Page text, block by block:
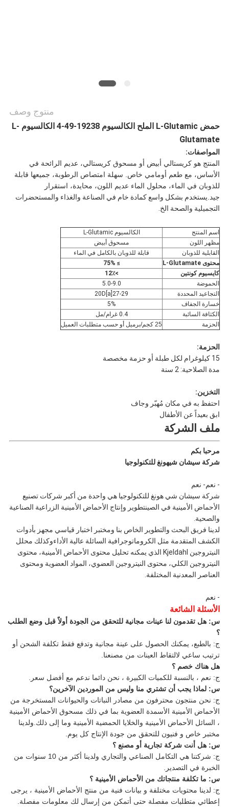
منتوج وصف
حمض L-Glutamic الملح الكالسيوم 19238-49-4 الكالسيوم L-
Glutamate
المواصفات:
المنتج هو كريستالي أبيض أو مسحوق كريستالي، عديم الرائحة في
الأساس، مع طعم أومامي خاص. سهلة امتصاص الرطوبة، جميعها قابلة
للذوبان في الماء، محلول الماء عديم اللون، محايدة، استقرار
جيد.يستخدم بشكل واسع كمادة خام في الصناعة والغذاء والمستحضرات
التجميلية والصحة الخ.
اسم المنتج
الكالسيوم L-Glutamic
مظهر اللون
مسحوق أبيض
القابلية للذوبان
قابلة للذوبان بالكامل في الماء
محتوى L-Glutamate
≥ 75%
كايسيوم كونتين
>12٪
الحموضة
5.0-9.0
التجاعيد المحددة
27-29
[a]20D
خسارة الجفاف
5%
الكثافة السائبة
0.4 غرام/مل
الحزمة
25 كجم/برميل أو حسب متطلبات العميل
الحزمة:
15 كيلوغرام لكل طبلة أو حزمة مخصصة
مدة الصلاحية: 2 سنة
التخزين:
احتفظ به في مكان مُهبّر وجاف
ابق بعيداً عن الأطفال
ملف الشركة
مرحبا بكم
شركة سيشان شيهونغ للتكنولوجيا
- نعم- نعم
شركة سيشان شي هونغ للتكنولوجيا هي واحدة من أكبر شركات تصنيع
الأحماض الأمينية في الصينتطوير وإنتاج الأحماض الأمينية الزراعية الصناعية
والصحية.
لدينا فريق البحث والتطوير الخاص بنا ومختبر اختبار قياسي مجهز بأدوات
الكشف المتقدمة مثل الكروماتوجرافية السائلة عالية الأداءوكذلك محلل
النيتروجين Kjeldahl الذي يمكنه تحليل محتوى الأحماض الأمينية، محتوى
النيتروجين الكلي، محتوى النيتروجين العضوي، المواد العضوية ومحتوى
العناصر المعدنية المختلفة.
- نعم
الأسئلة الشائعة
س: هل تقدمون لنا عينات مجانية للتحقق من الجودة أولاً قبل وضع الطلب
؟
ج: بالطبع، يمكنك الحصول على عينة مجانية وتدفع فقط تكلفة الشحن أو
ترتيب ساعي لالتقاط العينات من مصنعنا.
هل هناك خصم ؟
ج: نعم ، بالنسبة للكميات الكبيرة ، نحن دائما ندعم مع أفضل سعر.
س: لماذا يجب أن تشتري منا وليس من الموردين الآخرين؟
ج: نحن منتجون محترفون من مصادر النباتات والحيوانات المستخرجة من
الأحماض الأمينية الأسمدة العضوية بما في ذلك مسحوق الأحماض الأمينية
، السائل الأحماض الأمينية والخلايا الحمضية الأمينية وما إلى ذلك.ولدينا
مختبر خاص و فنيون للتحقق من جودة الإنتاج كل يوم.
س: هل أنت شركة تجارية أو مصنع ؟
ج: شركتنا هي التكامل الصناعي والتجاري ولدينا أكثر من 10 سنوات من
الخبرة في التصدير.
س: ما تكلفة منتجاتك من الأحماض الأمينية ؟
ج: لدينا محتويات مختلفة و بيانات فنية من منتج الأحماض الأمينية ، يرجى
إعطائي متطلبات مفصلة حتى أتمكن من إرسال لك معلومات مفصلة.